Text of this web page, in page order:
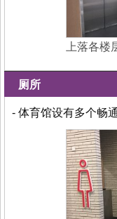
上落各楼
厕所
- 体育馆设有多个畅